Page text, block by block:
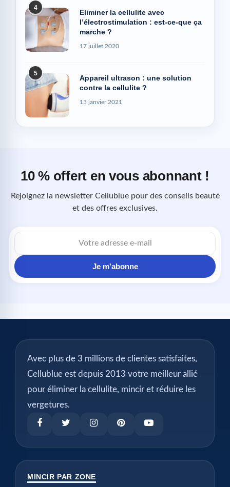
4
Eliminer la cellulite avec
l’électrostimulation : est-ce-que ça
marche ?
17 juillet 2020
5
Appareil ultrason : une solution
contre la cellulite ?
13 janvier 2021
10 % offert en vous abonnant !
Rejoignez la newsletter Cellublue pour des conseils beauté
et des offres exclusives.
Adresse
e-
Je m'abonne
Avec plus de 3 millions de clientes satisfaites,
Cellublue est depuis 2013 votre meilleur allié
pour éliminer la cellulite, mincir et réduire les
vergetures.
MINCIR PAR ZONE